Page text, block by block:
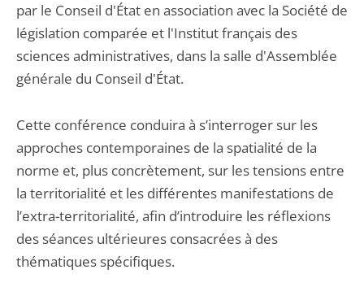
par le Conseil d'État en association avec la Société de
législation comparée et l'Institut français des
sciences administratives, dans la salle d'Assemblée
générale du Conseil d'État.
Cette conférence conduira à s’interroger sur les
approches contemporaines de la spatialité de la
norme et, plus concrètement, sur les tensions entre
la territorialité et les différentes manifestations de
l’extra-territorialité, afin d’introduire les réflexions
des séances ultérieures consacrées à des
thématiques spécifiques.